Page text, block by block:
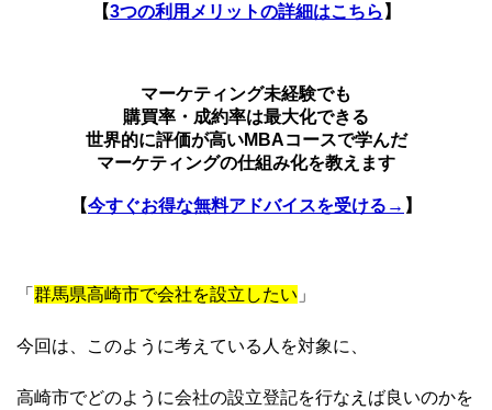
【3つの利用メリットの詳細はこちら 】
マーケティング未経験でも
購買率・成約率は最大化できる
世界的に評価が高いMBAコースで学んだ
マーケティングの仕組み化を教えます
【今すぐお得な無料アドバイスを受ける→ 】
「 群馬県高崎市で会社を設立したい 」
今回は、このように考えている人を対象に、
高崎市でどのように会社の設立登記を行なえば良いのかを